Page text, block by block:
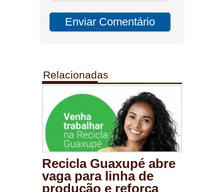
Relacionadas
Recicla Guaxupé abre
vaga para linha de
produção e reforça